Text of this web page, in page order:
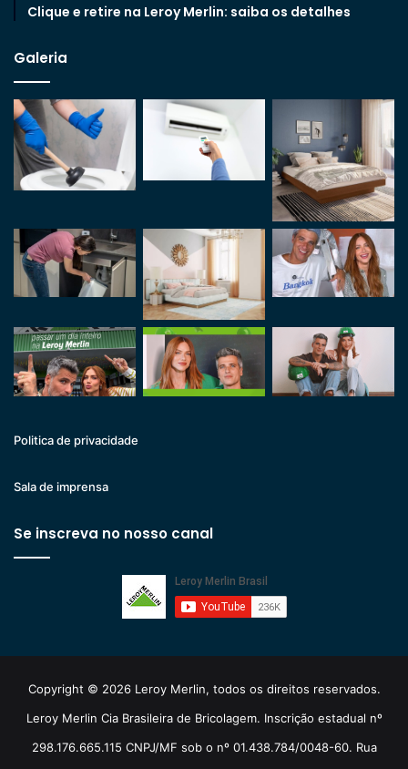
Clique e retire na Leroy Merlin: saiba os detalhes
Galeria
Politica de privacidade
Sala de imprensa
Se inscreva no nosso canal
Copyright © 2026 Leroy Merlin, todos os direitos reservados.
Leroy Merlin Cia Brasileira de Bricolagem. Inscrição estadual nº
298.176.665.115 CNPJ/MF sob o nº 01.438.784/0048-60. Rua